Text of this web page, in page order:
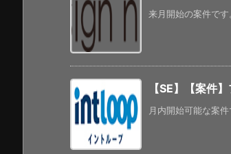
来月開始の案件で
【SE】【案件
月内開始可能な案